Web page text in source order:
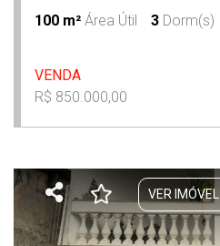
100 m² Área Útil 3 Dorm(s)
VENDA
R$ 850.000,00
VER IMÓVEL